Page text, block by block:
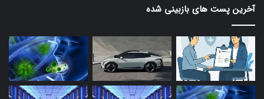
آخرین پست های بازبینی شده